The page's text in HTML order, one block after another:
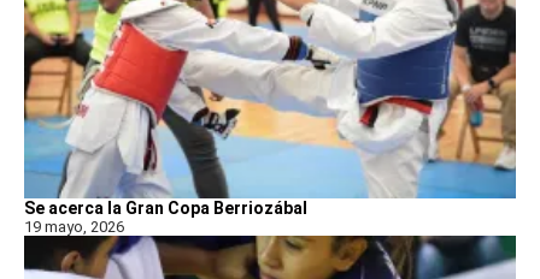
Se acerca la Gran Copa Berriozábal
19 mayo, 2026